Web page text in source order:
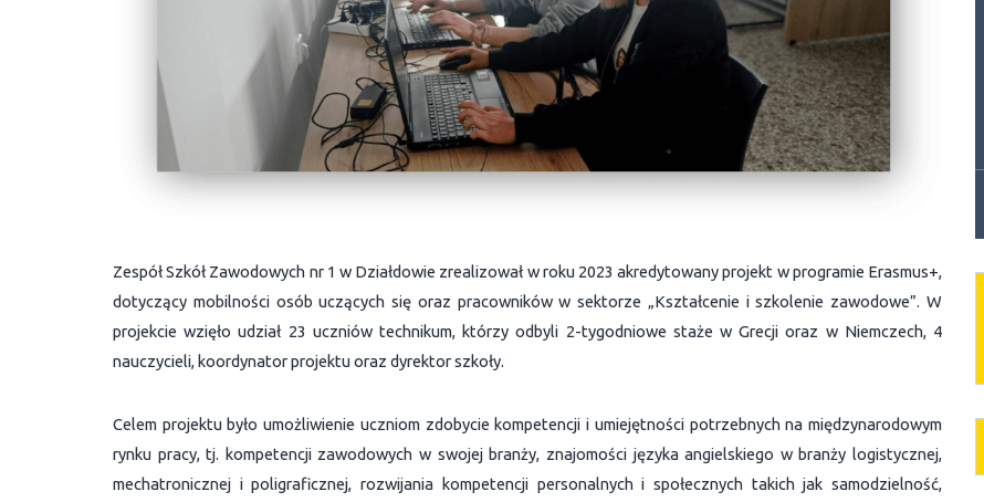
Zespół Szkół Zawodowych nr 1 w Działdowie zrealizował w roku 2023 akredytowany projekt w programie Erasmus+,
dotyczący mobilności osób uczących się oraz pracowników w sektorze „Kształcenie i szkolenie zawodowe”. W
projekcie wzięło udział 23 uczniów technikum, którzy odbyli 2-tygodniowe staże w Grecji oraz w Niemczech, 4
nauczycieli, koordynator projektu oraz dyrektor szkoły.
Celem projektu było umożliwienie uczniom zdobycie kompetencji i umiejętności potrzebnych na międzynarodowym
rynku pracy, tj. kompetencji zawodowych w swojej branży, znajomości języka angielskiego w branży logistycznej,
mechatronicznej i poligraficznej, rozwijania kompetencji personalnych i społecznych takich jak samodzielność,